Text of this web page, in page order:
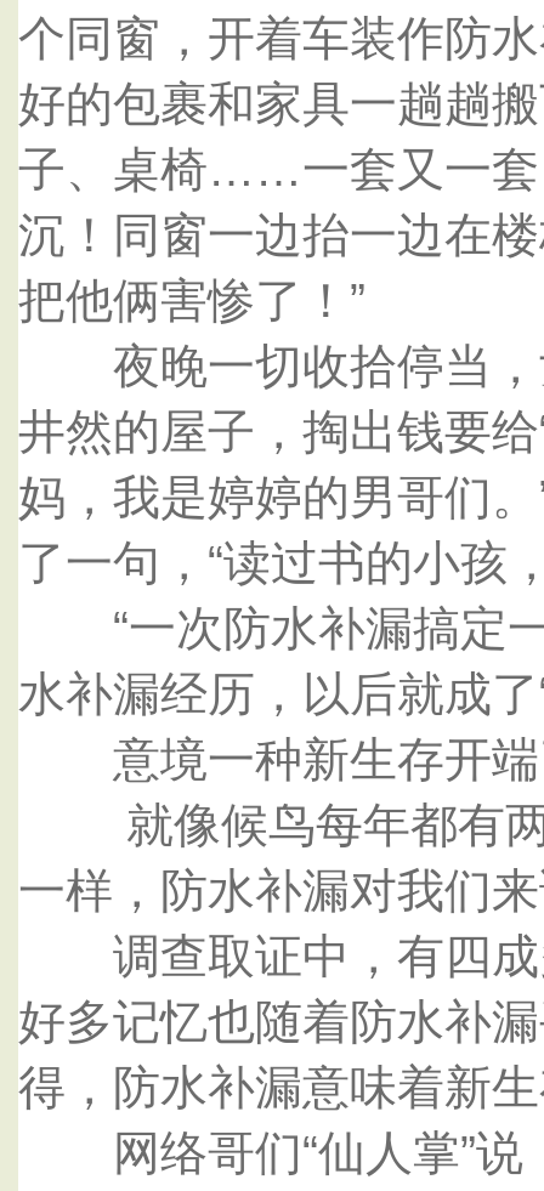
个同窗，开着车装作防
好的包裹和家具一趟趟
子、桌椅……一套又一套
沉！同窗一边抬一边在
把他俩害惨了！”
夜晚一切收拾停当，
井然的屋子，掏出钱要
妈，我是婷婷的男哥们
了一句，“读过书的小孩
“一次防水补漏搞定一
水补漏经历，以后就成
意境一种新生存开端
就像候鸟每年都有两
一样，防水补漏对我们
调查取证中，有四成
好多记忆也随着防水补
得，防水补漏意味着新
网络哥们“仙人掌”说